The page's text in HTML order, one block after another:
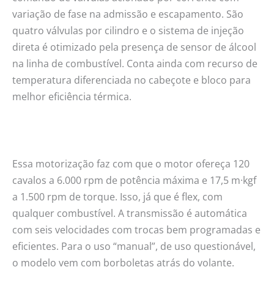
variação de fase na admissão e escapamento. São
quatro válvulas por cilindro e o sistema de injeção
direta é otimizado pela presença de sensor de álcool
na linha de combustível. Conta ainda com recurso de
temperatura diferenciada no cabeçote e bloco para
melhor eficiência térmica.
Essa motorização faz com que o motor ofereça 120
cavalos a 6.000 rpm de potência máxima e 17,5 m·kgf
a 1.500 rpm de torque. Isso, já que é flex, com
qualquer combustível. A transmissão é automática
com seis velocidades com trocas bem programadas e
eficientes. Para o uso “manual”, de uso questionável,
o modelo vem com borboletas atrás do volante.